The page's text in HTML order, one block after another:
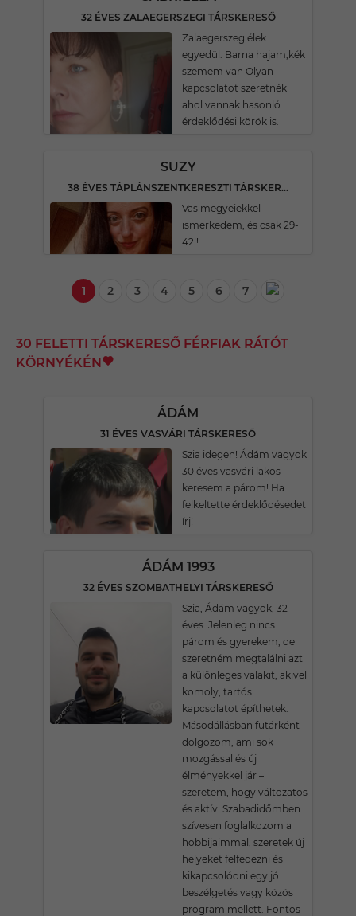
32 ÉVES ZALAEGERSZEGI TÁRSKERESŐ
Zalaegerszeg élek
egyedül. Barna hajam,kék
szemem van Olyan
kapcsolatot szeretnék
ahol vannak hasonló
érdeklődési körök is.
SUZY
38 ÉVES TÁPLÁNSZENTKERESZTI TÁRSKERESŐ
Vas megyeiekkel
ismerkedem, és csak 29-
42!!
1 2 3 4 5 6 7
30 FELETTI TÁRSKERESŐ FÉRFIAK RÁTÓT
KÖRNYÉKÉN
ÁDÁM
31 ÉVES VASVÁRI TÁRSKERESŐ
Szia idegen! Ádám vagyok
30 éves vasvári lakos
keresem a párom! Ha
felkeltette érdeklődésedet
írj!
ÁDÁM 1993
32 ÉVES SZOMBATHELYI TÁRSKERESŐ
Szia, Ádám vagyok, 32
éves. Jelenleg nincs
párom és gyerekem, de
szeretném megtalálni azt
a különleges valakit, akivel
komoly, tartós
kapcsolatot építhetek.
Másodállásban futárként
dolgozom, ami sok
mozgással és új
élményekkel jár –
szeretem, hogy változatos
és aktív. Szabadidőmben
szívesen foglalkozom a
hobbijaimmal, szeretek új
helyeket felfedezni és
kikapcsolódni egy jó
beszélgetés vagy közös
program mellett. Fontos